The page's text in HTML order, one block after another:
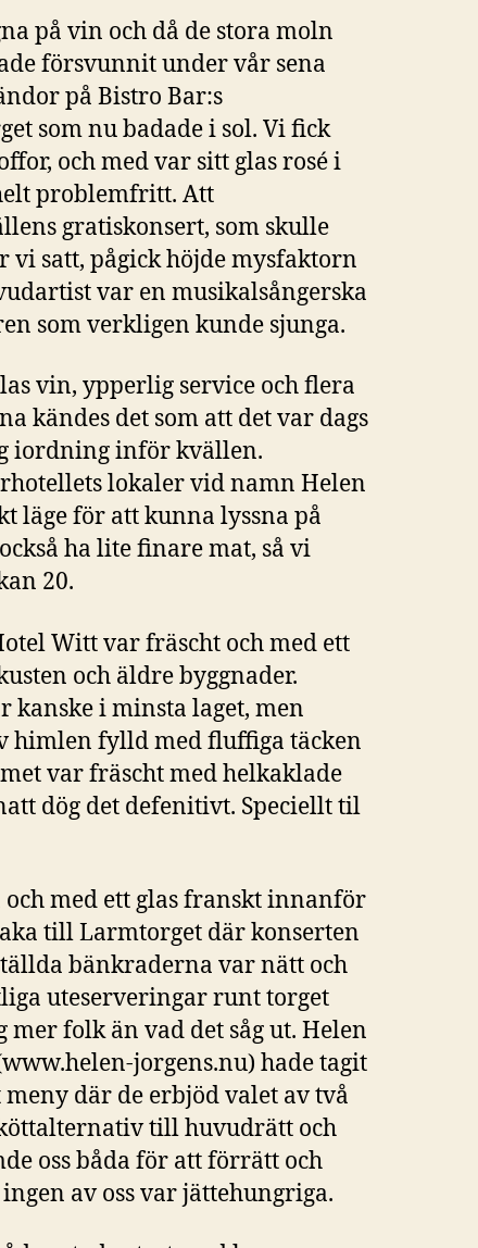
på vin och då de stora moln
försvunnit under vår sena
på Bistro Bar:s
som nu badade i sol. Vi fick
och med var sitt glas rosé i
problemfritt. Att
gratiskonsert, som skulle
vi satt, pågick höjde mysfaktorn
var en musikalsångerska
som verkligen kunde sjunga.
vin, ypperlig service och flera
kändes det som att det var dags
iordning inför kvällen.
lokaler vid namn Helen
läge för att kunna lyssna på
ha lite finare mat, så vi
20.
Witt var fräscht och med ett
och äldre byggnader.
kanske i minsta laget, men
himlen fylld med fluffiga täcken
var fräscht med helkaklade
dög det defenitivt. Speciellt til
med ett glas franskt innanför
till Larmtorget där konserten
bänkraderna var nätt och
uteserveringar runt torget
folk än vad det såg ut. Helen
jorgens.nu) hade tagit
där de erbjöd valet av två
till huvudrätt och
oss båda för att förrätt och
av oss var jättehungriga.